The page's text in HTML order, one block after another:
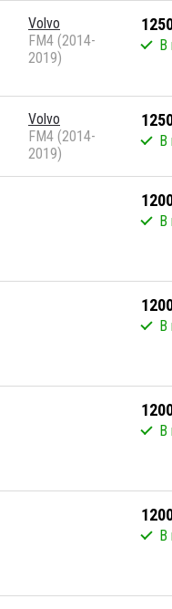
Volvo
FM4 (2014-
2019)
В
Volvo
FM4 (2014-
2019)
В
В
В
В
В